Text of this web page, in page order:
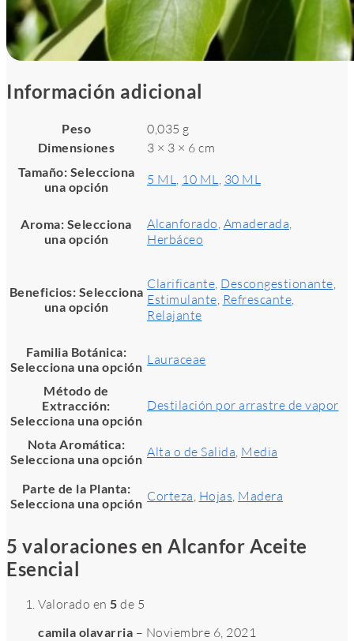
Información adicional
Peso 0,035 g
Dimensiones 3 × 3 × 6 cm
Tamaño: Selecciona
una opción
5 ML 10 ML 30 ML
Aroma: Selecciona
una opción
Alcanforado Amaderada
Herbáceo
Beneficios: Selecciona
una opción
Clarificante Descongestionante
Estimulante Refrescante
Relajante
Familia Botánica:
Selecciona una opción Lauraceae
Método de
Extracción:
Selecciona una opción
Destilación por arrastre de vapor
Nota Aromática:
Selecciona una opción Alta o de Salida Media
Parte de la Planta:
Selecciona una opción Corteza Hojas Madera
5 valoraciones en Alcanfor Aceite
Esencial
Valorado en 5 de 5
camila olavarria – Noviembre 6, 2021